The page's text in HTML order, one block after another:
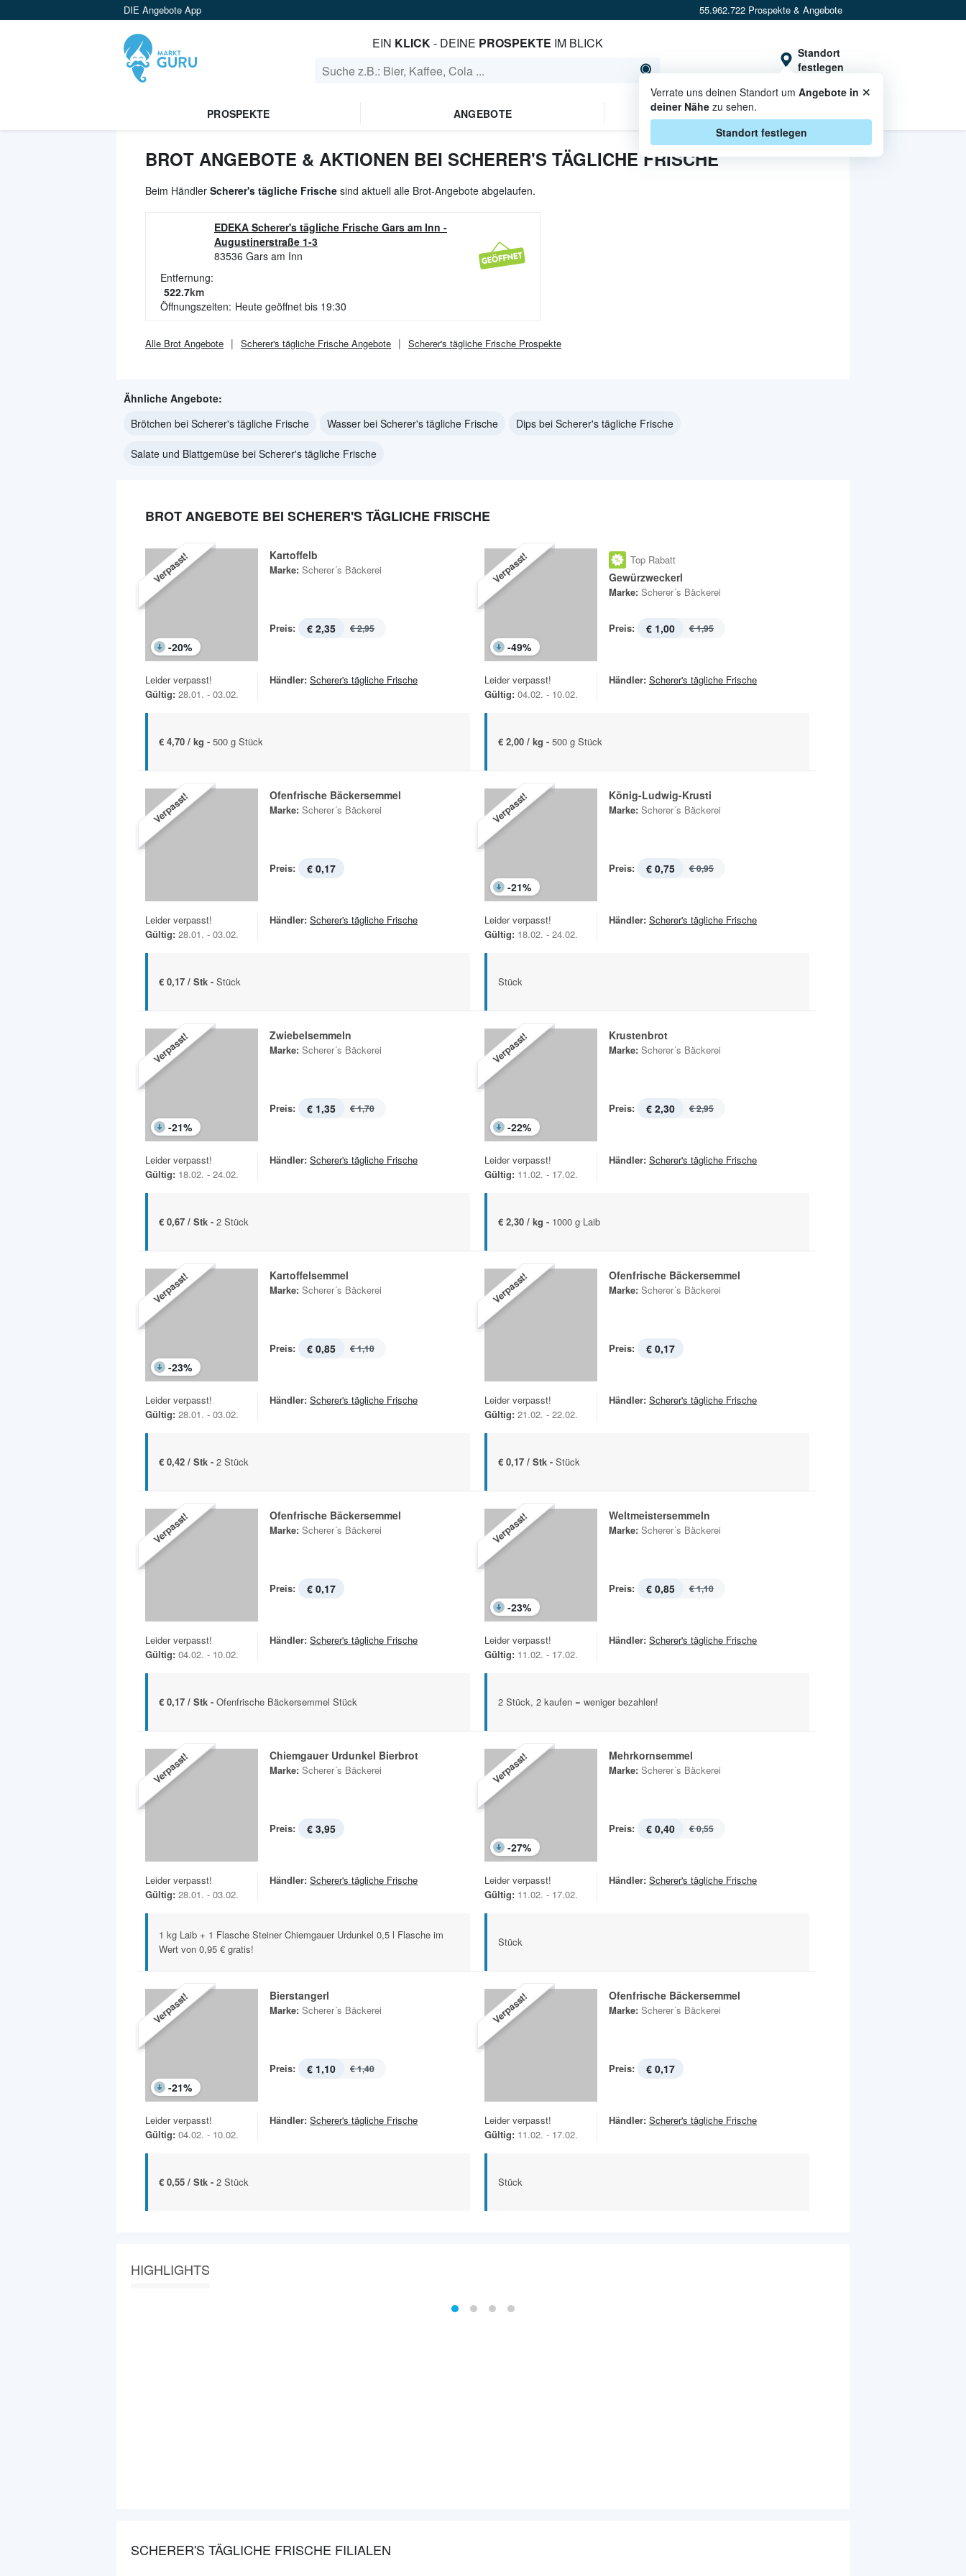
DIE Angebote App 55.962.722 Prospekte & Angebote
EIN KLICK- DEINE PROSPEKTE IM BLICK
Standort
festlegen
Verrate uns deinen Standort umAngebote in
deiner Nähe zu sehen.
Standort festlegen
×
PROSPEKTE ANGEBOTE CASHBACK
BROT ANGEBOTE & AKTIONEN BEI SCHERER'S TÄGLICHE FRISCHE
Beim Händler Scherer's tägliche Frische sind aktuell alle Brot-Angebote abgelaufen.
EDEKA Scherer's tägliche Frische Gars am Inn -
Augustinerstraße 1-3
83536 Gars am Inn
Entfernung:
522.7km
Öffnungszeiten: Heute geöffnet bis 19:30
Alle Brot Angebote Scherer's tägliche Frische Angebote Scherer's tägliche Frische Prospekte
Ähnliche Angebote:
Brötchen bei Scherer's tägliche Frische
Wasser bei Scherer's tägliche Frische Dips bei Scherer's tägliche Frische
Salate und Blattgemüse bei Scherer's tägliche Frische
BROT ANGEBOTE BEI SCHERER'S TÄGLICHE FRISCHE
Verpasst!
-20%
Kartoffelb
Marke: Scherer´s Bäckerei
Preis: € 2,35 € 2,95
Leider verpasst!
Gültig: 28.01. - 03.02.
Händler: Scherer's tägliche Frische
€ 4,70 / kg - 500 g Stück
Verpasst!
-49%
Top Rabatt
Gewürzweckerl
Marke: Scherer´s Bäckerei
Preis: € 1,00 € 1,95
Leider verpasst!
Gültig: 04.02. - 10.02.
Händler: Scherer's tägliche Frische
€ 2,00 / kg - 500 g Stück
Verpasst! Ofenfrische Bäckersemmel
Marke: Scherer´s Bäckerei
Preis: € 0,17
Leider verpasst!
Gültig: 28.01. - 03.02.
Händler: Scherer's tägliche Frische
€ 0,17 / Stk - Stück
Verpasst!
-21%
König-Ludwig-Krusti
Marke: Scherer´s Bäckerei
Preis: € 0,75 € 0,95
Leider verpasst!
Gültig: 18.02. - 24.02.
Händler: Scherer's tägliche Frische
Stück
Verpasst!
-21%
Zwiebelsemmeln
Marke: Scherer´s Bäckerei
Preis: € 1,35 € 1,70
Leider verpasst!
Gültig: 18.02. - 24.02.
Händler: Scherer's tägliche Frische
€ 0,67 / Stk - 2 Stück
Verpasst!
-22%
Krustenbrot
Marke: Scherer´s Bäckerei
Preis: € 2,30 € 2,95
Leider verpasst!
Gültig: 11.02. - 17.02.
Händler: Scherer's tägliche Frische
€ 2,30 / kg - 1000 g Laib
Verpasst!
-23%
Kartoffelsemmel
Marke: Scherer´s Bäckerei
Preis: € 0,85 € 1,10
Leider verpasst!
Gültig: 28.01. - 03.02.
Händler: Scherer's tägliche Frische
€ 0,42 / Stk - 2 Stück
Verpasst! Ofenfrische Bäckersemmel
Marke: Scherer´s Bäckerei
Preis: € 0,17
Leider verpasst!
Gültig: 21.02. - 22.02.
Händler: Scherer's tägliche Frische
€ 0,17 / Stk - Stück
Verpasst! Ofenfrische Bäckersemmel
Marke: Scherer´s Bäckerei
Preis: € 0,17
Leider verpasst!
Gültig: 04.02. - 10.02.
Händler: Scherer's tägliche Frische
€ 0,17 / Stk - Ofenfrische Bäckersemmel Stück
Verpasst!
-23%
Weltmeistersemmeln
Marke: Scherer´s Bäckerei
Preis: € 0,85 € 1,10
Leider verpasst!
Gültig: 11.02. - 17.02.
Händler: Scherer's tägliche Frische
2 Stück, 2 kaufen = weniger bezahlen!
Verpasst! Chiemgauer Urdunkel Bierbrot
Marke: Scherer´s Bäckerei
Preis: € 3,95
Leider verpasst!
Gültig: 28.01. - 03.02.
Händler: Scherer's tägliche Frische
1 kg Laib + 1 Flasche Steiner Chiemgauer Urdunkel 0,5 l Flasche im
Wert von 0,95 € gratis!
Verpasst!
-27%
Mehrkornsemmel
Marke: Scherer´s Bäckerei
Preis: € 0,40 € 0,55
Leider verpasst!
Gültig: 11.02. - 17.02.
Händler: Scherer's tägliche Frische
Stück
Verpasst!
-21%
Bierstangerl
Marke: Scherer´s Bäckerei
Preis: € 1,10 € 1,40
Leider verpasst!
Gültig: 04.02. - 10.02.
Händler: Scherer's tägliche Frische
€ 0,55 / Stk - 2 Stück
Verpasst! Ofenfrische Bäckersemmel
Marke: Scherer´s Bäckerei
Preis: € 0,17
Leider verpasst!
Gültig: 11.02. - 17.02.
Händler: Scherer's tägliche Frische
Stück
HIGHLIGHTS
SCHERER'S TÄGLICHE FRISCHE FILIALEN